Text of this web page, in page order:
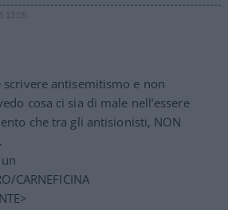
13:05
scrivere antisemitismo e non
cosa ci sia di male nell’essere
che tra gli antisionisti, NON
CARNEFICINA